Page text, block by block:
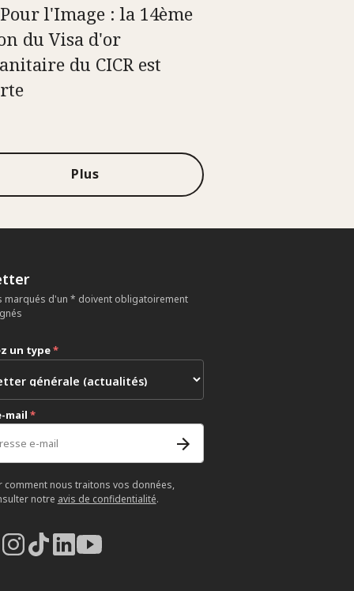
l'Image : la 14ème
du Visa d'or
du CICR est
Plus
marqués d'un * doivent obligatoirement
un type*
mail *
comment nous traitons vos données,
notre avis de confidentialité.